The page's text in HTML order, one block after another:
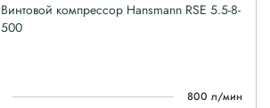
Винтовой компрессор Hansmann RSE 5.5-8-
500
800 л/мин